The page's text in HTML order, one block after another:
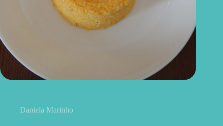
Daniela Marinho